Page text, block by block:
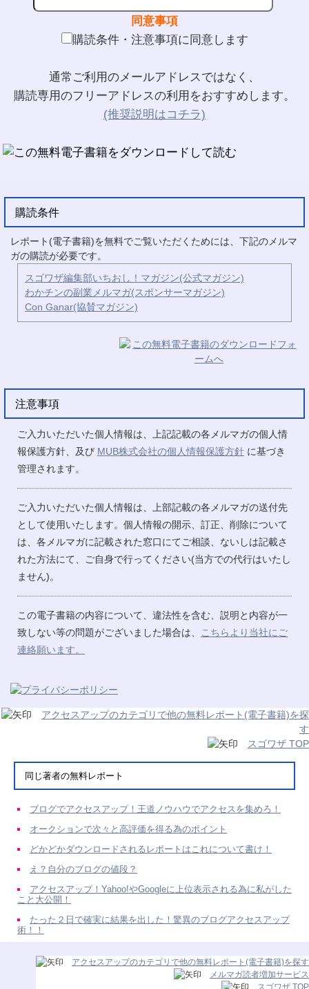
同意事項
購読条件・注意事項に同意します
通常ご利用のメールアドレスではなく、
購読専用のフリーアドレスの利用をおすすめします。
(推奨説明はコチラ)
購読条件
レポート(電子書籍)を無料でご覧いただくためには、下記のメルマ
ガの購読が必要です。
スゴワザ編集部いちおし！マガジン(公式マガジン)
わかチンの副業メルマガ(スポンサーマガジン)
Con Ganar(協賛マガジン)
注意事項
ご入力いただいた個人情報は、上記記載の各メルマガの個人情
報保護方針、及び MUB株式会社の個人情報保護方針 に基づき
管理されます。
ご入力いただいた個人情報は、上部記載の各メルマガの送付先
として使用いたします。個人情報の開示、訂正、削除について
は、各メルマガに記載された窓口にてご相談、ないしは記載さ
れた方法にて、ご自身で行ってください(当方での代行はいたし
ません)。
この電子書籍の内容について、違法性を含む、説明と内容が一
致しない等の問題がございました場合は、
こちらより当社にご
連絡願います。
アクセスアップのカテゴリで他の無料レポート(電子書籍)を探
す
スゴワザ TOP
同じ著者の無料レポート
ブログでアクセスアップ！王道ノウハウでアクセスを集めろ！
オークションで次々と高評価を得る為のポイント
どかどかダウンロードされるレポートはこれについて書け！
え？自分のブログの値段？
アクセスアップ！Yahoo!やGoogleに上位表示される為に私がした
こと大公開！
たった２日で確実に結果を出した！驚異のブログアクセスアップ
術！！
アクセスアップのカテゴリで他の無料レポート(電子書籍)を探す
メルマガ読者増加サービス
スゴワザ TOP